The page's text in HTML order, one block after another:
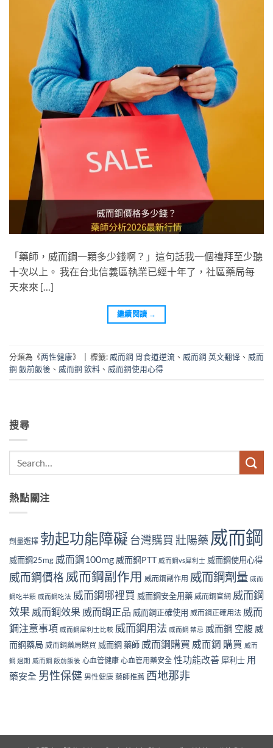
「藥師，威而鋼一顆多少錢啊？」這句話我一個禮拜至少聽
十次以上。 我在台北信義區執業已經十年了，社區藥局每
天來來 […]
繼續閱讀 →
分類為《两性健康》 標籤: 威而鋼 胃食道逆流 、 威而鋼 英文翻译 、 威而
鋼 飯前飯後 、 威而鋼 飲料 、 威而鋼使用心得
搜尋
熱點關注
劑量選擇 勃起功能障礙 台灣購買 壯陽藥 威而鋼
威而鋼25mg 威而鋼100mg 威而鋼PTT 威而鋼vs犀利士 威而鋼使用心得
威而鋼價格 威而鋼副作用 威而鋼副作用 威而鋼劑量 威而
鋼吃半顆 威而鋼吃法 威而鋼哪裡買 威而鋼安全用藥 威而鋼官網 威而鋼
效果 威而鋼效果 威而鋼正品 威而鋼正確使用 威而鋼正確用法 威而
鋼注意事項 威而鋼犀利士比較 威而鋼用法 威而鋼 禁忌 威而鋼 空腹 威
而鋼藥局 威而鋼藥局購買 威而鋼 藥師 威而鋼購買 威而鋼 購買 威而
鋼 過期 威而鋼 飯前飯後 心血管健康 心血管用藥安全 性功能改善 犀利士 用
藥安全 男性保健 男性健康 藥師推薦 西地那非